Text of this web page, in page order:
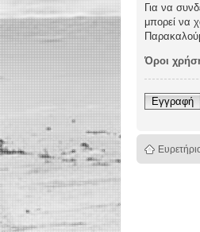
Για να
μπορεί να
Όροι
Εγγραφή